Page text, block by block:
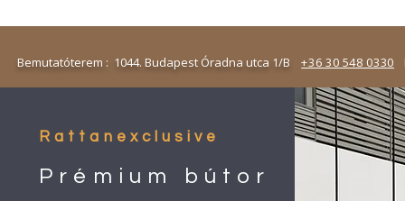
: 1044. Budapest Óradna utca 1/B+36 30 548 0330
Rattanexclusive
Prémium bútor